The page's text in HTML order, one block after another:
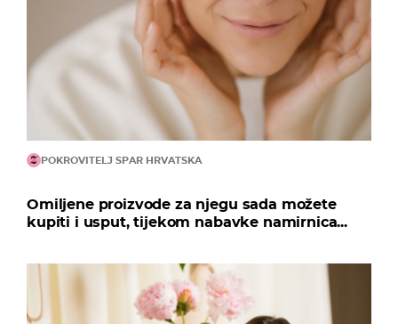
POKROVITELJ SPAR HRVATSKA
Omiljene proizvode za njegu sada možete
kupiti i usput, tijekom nabavke namirnica...